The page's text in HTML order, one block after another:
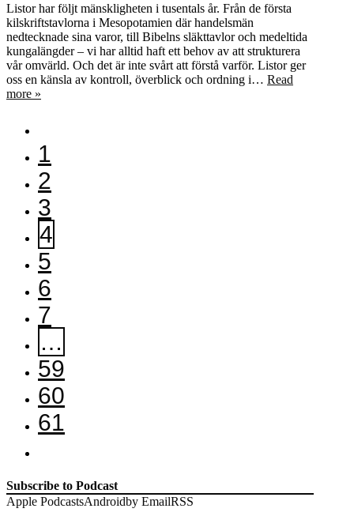
Listor har följt mänskligheten i tusentals år. Från de första
kilskriftstavlorna i Mesopotamien där handelsmän
nedtecknade sina varor, till Bibelns släkttavlor och medeltida
kungalängder – vi har alltid haft ett behov av att strukturera
vår omvärld. Och det är inte svårt att förstå varför. Listor ger
oss en känsla av kontroll, överblick och ordning i… Read
more »
1
2
3
4
5
6
7
…
59
60
61
Subscribe to Podcast
Apple PodcastsAndroidby EmailRSS